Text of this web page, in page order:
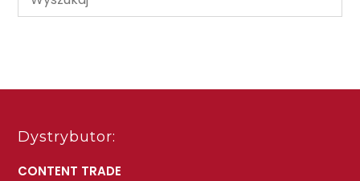
Dystrybutor:
CONTENT TRADE